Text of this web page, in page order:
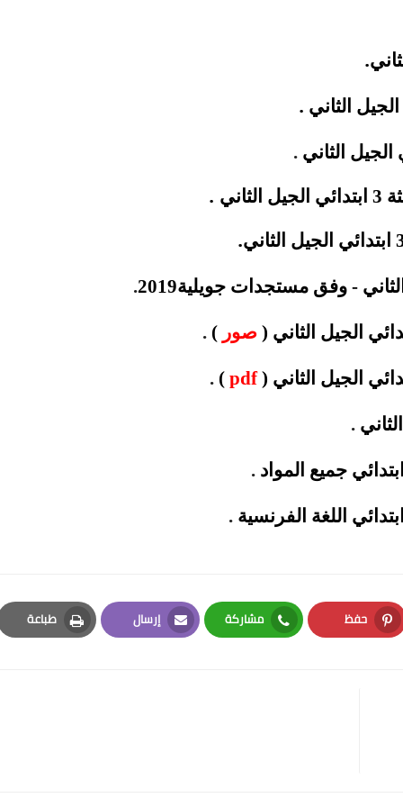
.
.
الثاني .
.
.
2019
.
صور )
.
pdf
)
.
.
.
.
حفظ
Pinterest
مشاركة
Whatsapp
إرسال
Email
طباعة
Print